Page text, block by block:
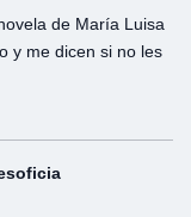
de María Luisa
y me dicen si no les